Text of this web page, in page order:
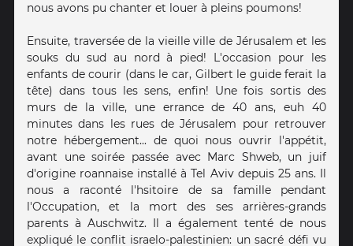
nous avons pu chanter et louer à pleins poumons!
Ensuite, traversée de la vieille ville de Jérusalem et les
souks du sud au nord à pied! L'occasion pour les
enfants de courir (dans le car, Gilbert le guide ferait la
tête) dans tous les sens, enfin! Une fois sortis des
murs de la ville, une errance de 40 ans, euh 40
minutes dans les rues de Jérusalem pour retrouver
notre hébergement... de quoi nous ouvrir l'appétit,
avant une soirée passée avec Marc Shweb, un juif
d'origine roannaise installé à Tel Aviv depuis 25 ans. Il
nous a raconté l'hsitoire de sa famille pendant
l'Occupation, et la mort des ses arrières-grands
parents à Auschwitz. Il a également tenté de nous
expliqué le conflit israelo-palestinien: un sacré défi vu